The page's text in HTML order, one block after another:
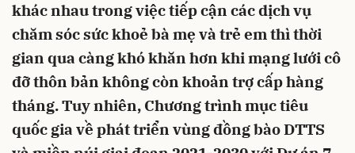
khác nhau trong việc tiếp cận các dịch vụ
chăm sóc sức khoẻ bà mẹ và trẻ em thì thời
gian qua càng khó khăn hơn khi mạng lưới cô
đỡ thôn bản không còn khoản trợ cấp hàng
tháng. Tuy nhiên, Chương trình mục tiêu
quốc gia về phát triển vùng đồng bào DTTS